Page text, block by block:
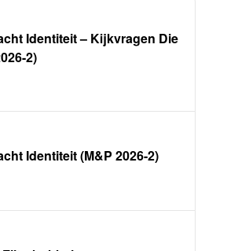
Identiteit – Kijkvragen Die
2)
Identiteit (M&P 2026-2)